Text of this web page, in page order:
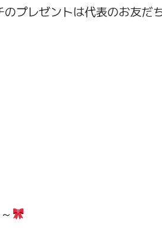
プレゼントは代表のお友